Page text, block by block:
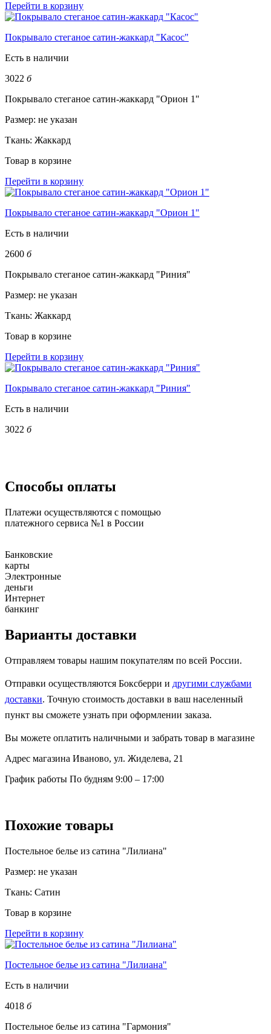
Перейти в корзину
Покрывало стеганое сатин-жаккард "Касос"
Есть в наличии
3022 б
Покрывало стеганое сатин-жаккард "Орион 1"
Размер: не указан
Ткань: Жаккард
Товар в корзине
Перейти в корзину
Покрывало стеганое сатин-жаккард "Орион 1"
Есть в наличии
2600 б
Покрывало стеганое сатин-жаккард "Риния"
Размер: не указан
Ткань: Жаккард
Товар в корзине
Перейти в корзину
Покрывало стеганое сатин-жаккард "Риния"
Есть в наличии
3022 б
Способы оплаты
Платежи осуществляются с помощью
платежного сервиса №1 в России
Банковские
карты
Электронные
деньги
Интернет
банкинг
Варианты доставки
Отправляем товары нашим покупателям по всей России.
Отправки осуществляются Боксберри и другими службами
доставки. Точную стоимость доставки в ваш населенный
пункт вы сможете узнать при оформлении заказа.
Вы можете оплатить наличными и забрать товар в магазине
Адрес магазина Иваново, ул. Жиделева, 21
График работы По будням 9:00 – 17:00
Похожие товары
Постельное белье из сатина "Лилиана"
Размер: не указан
Ткань: Сатин
Товар в корзине
Перейти в корзину
Постельное белье из сатина "Лилиана"
Есть в наличии
4018 б
Постельное белье из сатина "Гармония"